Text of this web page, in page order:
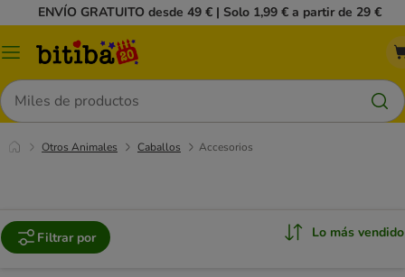
ENVÍO GRATUITO desde 49 € | Solo 1,99 € a partir de 29 €
Menú
Buscar
Otros Animales Caballos Accesorios
Filtrar por Lo más vendido